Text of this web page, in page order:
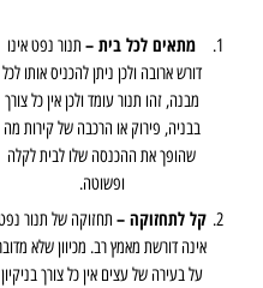
מתאים לכל בית –תנור נפט אינו
דורש ארובה ולכן ניתן להכניס אותו לכל
מבנה, זהו תנור עומד ולכן אין כל צורך
בבניה, פירוק או הרכבה של קירות מה
שהופך את ההכנסה שלו לבית לקלה
ופשוטה.
קל לתחזוקה – תחזוקה של תנור
אינה דורשת מאמץ רב. מכיוון שלא
על בעירה של עצים אין כל צורך בניקיון